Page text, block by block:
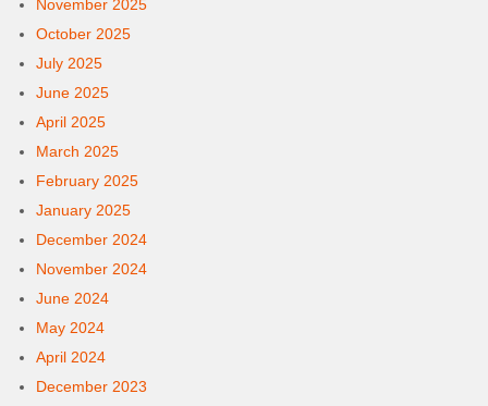
November 2025
October 2025
July 2025
June 2025
April 2025
March 2025
February 2025
January 2025
December 2024
November 2024
June 2024
May 2024
April 2024
December 2023